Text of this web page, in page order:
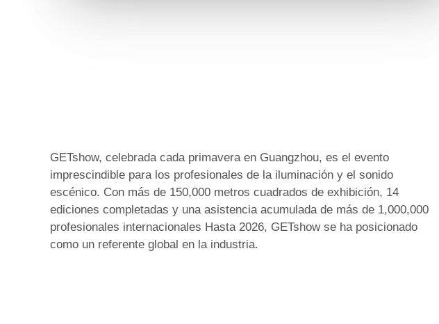
GETshow, celebrada cada primavera en Guangzhou, es el evento
imprescindible para los profesionales de la iluminación y el sonido
escénico. Con más de 150,000 metros cuadrados de exhibición, 14
ediciones completadas y una asistencia acumulada de más de 1,000,000
profesionales internacionales Hasta 2026, GETshow se ha posicionado
como un referente global en la industria.